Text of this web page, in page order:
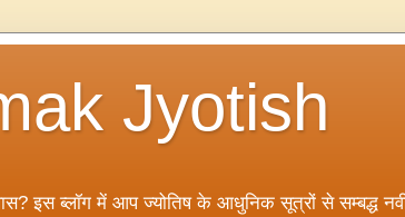
Jyotish
इस ब्लॉग में आप ज्योतिष के आधुनिक सूत्रों से सम्बद्ध